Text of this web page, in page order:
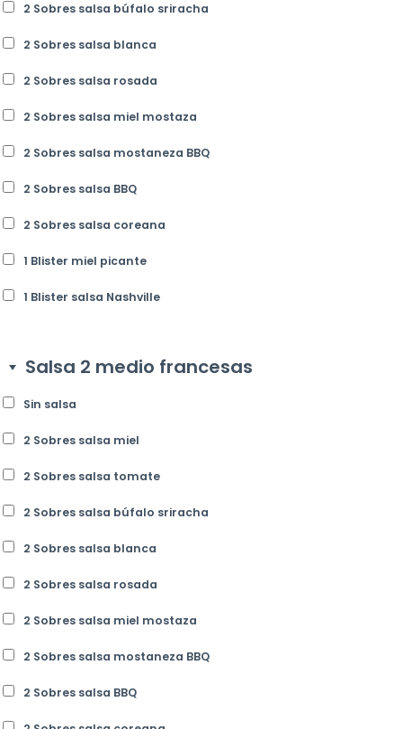
2 Sobres salsa búfalo sriracha
2 Sobres salsa blanca
2 Sobres salsa rosada
2 Sobres salsa miel mostaza
2 Sobres salsa mostaneza BBQ
2 Sobres salsa BBQ
2 Sobres salsa coreana
1 Blister miel picante
1 Blister salsa Nashville
Salsa 2 medio francesas
Sin salsa
2 Sobres salsa miel
2 Sobres salsa tomate
2 Sobres salsa búfalo sriracha
2 Sobres salsa blanca
2 Sobres salsa rosada
2 Sobres salsa miel mostaza
2 Sobres salsa mostaneza BBQ
2 Sobres salsa BBQ